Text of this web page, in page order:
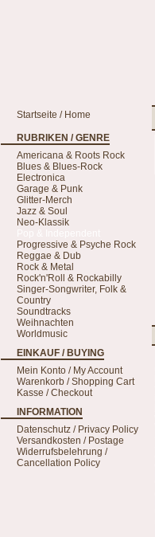
Startseite / Home
RUBRIKEN / GENRE
Americana & Roots Rock
Blues & Blues-Rock
Electronica
Garage & Punk
Glitter-Merch
Jazz & Soul
Neo-Klassik
Progressive & Psyche Rock
Reggae & Dub
Rock & Metal
Rock'n'Roll & Rockabilly
Singer-Songwriter, Folk &
Country
Soundtracks
Weihnachten
Worldmusic
EINKAUF / BUYING
Mein Konto / My Account
Warenkorb / Shopping Cart
Kasse / Checkout
INFORMATION
Datenschutz / Privacy Policy
Versandkosten / Postage
Widerrufsbelehrung /
Cancellation Policy